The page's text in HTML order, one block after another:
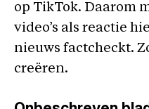
op TikTok. Daarom
video’s als reactie
nieuws factcheckt.
creëren.